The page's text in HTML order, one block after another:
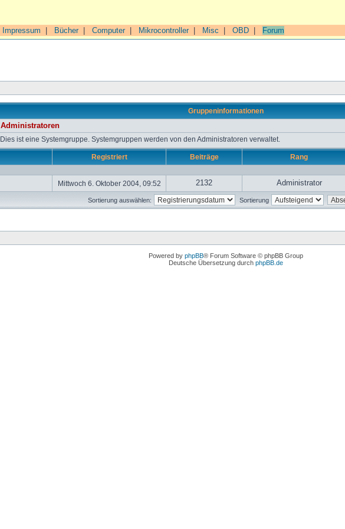
Impressum Bücher| Computer| Mikrocontroller| Misc OBD Forum
Gruppeninformationen
Administratoren
Dies ist eine Systemgruppe. Systemgruppen werden von den Administratoren verwaltet.
Registriert Beiträge Rang
Mittwoch 6. Oktober 2004, 09:52 2132 Administrator
Sortierung auswählen: Sortierung
Powered by phpBB® Forum Software © phpBB Group
Deutsche Übersetzung durch phpBB.de